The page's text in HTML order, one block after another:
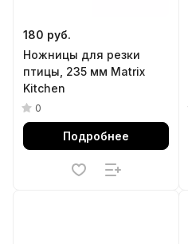
180 руб.
Ножницы для резки
птицы, 235 мм Matrix
Kitchen
0
Подробнее